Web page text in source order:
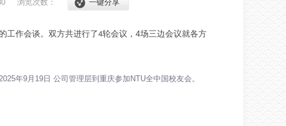
浏览次数： 一键分享
工作会谈。双方共进行了4轮会议 ，4场三边会议就各方
年9月19日 公司管理层到重庆参加NTU全中国校友会。